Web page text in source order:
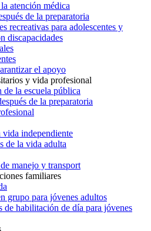
atención médica
de la preparatoria
recreativas para adolescentes y
discapacidades
el apoyo
y vida profesional
de la escuela pública
de la preparatoria
vida independiente
de la vida adulta
manejo y transport
familiares
grupo para jóvenes adultos
de habilitación de día para jóvenes